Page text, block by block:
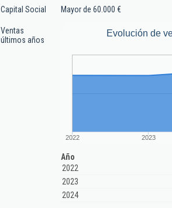
Capital Social Mayor de 60.000 €
Ventas
últimos años
Evolución de
2022 2023
Año
2022
2023
2024